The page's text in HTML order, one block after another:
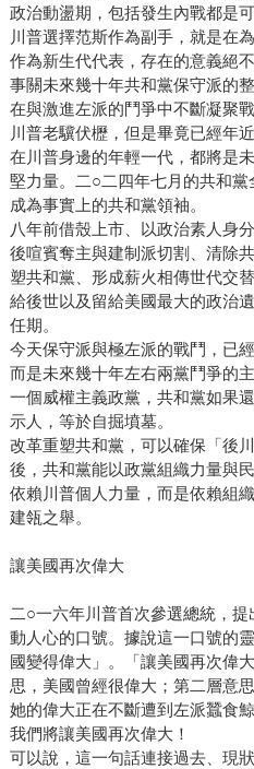
政治動盪期，包括發生內戰都是可
川普選擇范斯作為副手，就是在
作為新生代代表，存在的意義絕
事關未來幾十年共和黨保守派的
在與激進左派的鬥爭中不斷凝聚戰
川普老驥伏櫪，但是畢竟已經年
在川普身邊的年輕一代，都將是
堅力量。二○二四年七月的共和
成為事實上的共和黨領袖。
八年前借殼上市、以政治素人身
後喧賓奪主與建制派切割、清除
塑共和黨、形成薪火相傳世代交
給後世以及留給美國最大的政治
任期。
今天保守派與極左派的戰鬥，已
而是未來幾十年左右兩黨鬥爭的
一個威權主義政黨，共和黨如果
示人，等於自掘墳墓。
改革重塑共和黨，可以確保「後
後，共和黨能以政黨組織力量與
依賴川普個人力量，而是依賴組
建瓴之舉。
讓美國再次偉大
二○一六年川普首次參選總統，
動人心的口號。據說這一口號的
國變得偉大」。「讓美國再次偉
思，美國曾經很偉大；第二層意
她的偉大正在不斷遭到左派蠶食
我們將讓美國再次偉大！
可以說，這一句話連接過去、現